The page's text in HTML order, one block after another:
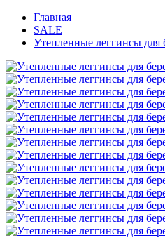
Главная
SALE
Утепленные леггинсы